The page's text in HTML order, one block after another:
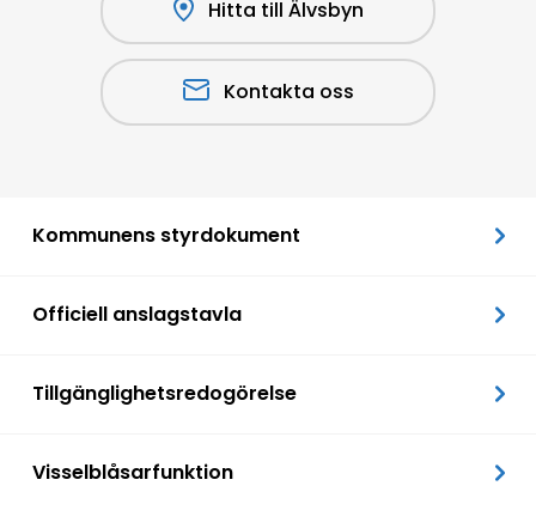
Hitta till Älvsbyn
Kontakta oss
Kommunens styrdokument
Officiell anslagstavla
Tillgänglighetsredogörelse
Visselblåsarfunktion